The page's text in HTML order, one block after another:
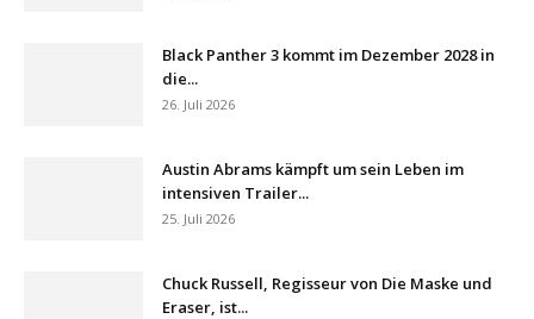
Black Panther 3 kommt im Dezember 2028 in
die...
26. Juli 2026
Austin Abrams kämpft um sein Leben im
intensiven Trailer...
25. Juli 2026
Chuck Russell, Regisseur von Die Maske und
Eraser, ist...